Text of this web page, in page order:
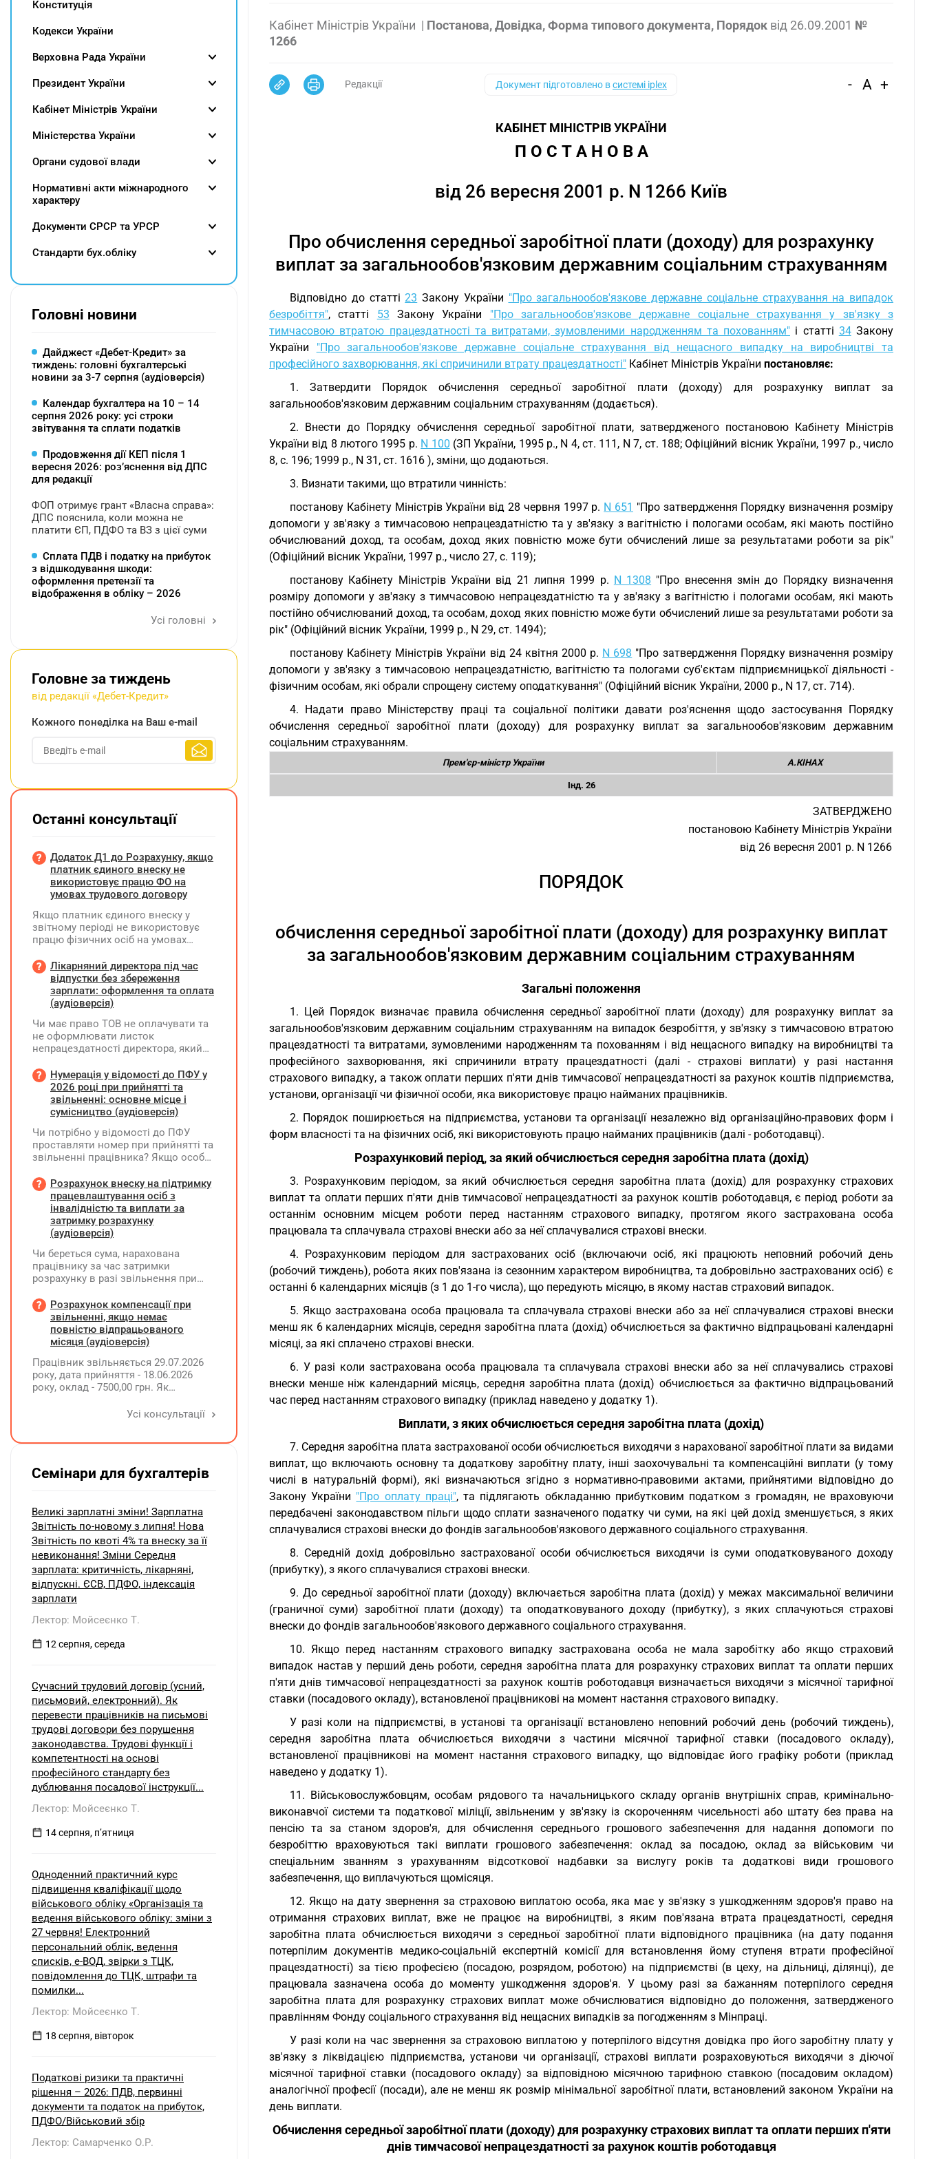
Кабінет Міністрів України | Постанова, Довідка, Форма типового документа, Порядок від 26.09.2001 №
1266
Редакції Документ підготовлено всистемі iplex - A +
КАБІНЕТ МІНІСТРІВ УКРАЇНИ
П О С Т А Н О В А
від 26 вересня 2001 р. N 1266 Київ
Про обчислення середньої заробітної плати (доходу) для розрахунку
виплат за загальнообов'язковим державним соціальним страхуванням
Відповідно до статті23 Закону України "Про загальнообов'язкове державне соціальне страхування на випадок
безробіття", статті 53 Закону України "Про загальнообов'язкове державне соціальне страхування у зв'язку з
тимчасовою втратою працездатності та витратами, зумовленими народженням та похованням" і статті 34Закону
України "Про загальнообов'язкове державне соціальне страхування від нещасного випадку на виробництві та
професійного захворювання, які спричинили втрату працездатності" Кабінет Міністрів України постановляє:
1. Затвердити Порядок обчислення середньої заробітної плати (доходу) для розрахунку виплат за
загальнообов'язковим державним соціальним страхуванням (додається).
2. Внести до Порядку обчислення середньої заробітної плати, затвердженого постановою Кабінету Міністрів
України від 8 лютого 1995 р. N 100 (ЗП України, 1995 р., N 4, ст. 111, N 7, ст. 188; Офіційний вісник України, 1997 р., число
8, с. 196; 1999 р., N 31, ст. 1616 ), зміни, що додаються.
3. Визнати такими, що втратили чинність:
постанову Кабінету Міністрів України від 28 червня 1997 р. N 651 "Про затвердження Порядку визначення розміру
допомоги у зв'язку з тимчасовою непрацездатністю та у зв'язку з вагітністю і пологами особам, які мають постійно
обчислюваний доход, та особам, доход яких повністю може бути обчислений лише за результатами роботи за рік"
(Офіційний вісник України, 1997 р., число 27, с. 119);
постанову Кабінету Міністрів України від 21 липня 1999 р. N 1308 "Про внесення змін до Порядку визначення
розміру допомоги у зв'язку з тимчасовою непрацездатністю та у зв'язку з вагітністю і пологами особам, які мають
постійно обчислюваний доход, та особам, доход яких повністю може бути обчислений лише за результатами роботи за
рік" (Офіційний вісник України, 1999 р., N 29, ст. 1494);
постанову Кабінету Міністрів України від 24 квітня 2000 р. N 698 "Про затвердження Порядку визначення розміру
допомоги у зв'язку з тимчасовою непрацездатністю, вагітністю та пологами суб'єктам підприємницької діяльності -
фізичним особам, які обрали спрощену систему оподаткування" (Офіційний вісник України, 2000 р., N 17, ст. 714).
4. Надати право Міністерству праці та соціальної політики давати роз'яснення щодо застосування Порядку
обчислення середньої заробітної плати (доходу) для розрахунку виплат за загальнообов'язковим державним
соціальним страхуванням.
Прем'єр-міністр України А.КІНАХ
Інд. 26
ЗАТВЕРДЖЕНО
постановою Кабінету Міністрів України
від 26 вересня 2001 р. N 1266
ПОРЯДОК
обчислення середньої заробітної плати (доходу) для розрахунку виплат
за загальнообов'язковим державним соціальним страхуванням
Загальні положення
1. Цей Порядок визначає правила обчислення середньої заробітної плати (доходу) для розрахунку виплат за
загальнообов'язковим державним соціальним страхуванням на випадок безробіття, у зв'язку з тимчасовою втратою
працездатності та витратами, зумовленими народженням та похованням і від нещасного випадку на виробництві та
професійного захворювання, які спричинили втрату працездатності (далі - страхові виплати) у разі настання
страхового випадку, а також оплати перших п'яти днів тимчасової непрацездатності за рахунок коштів підприємства,
установи, організації чи фізичної особи, яка використовує працю найманих працівників.
2. Порядок поширюється на підприємства, установи та організації незалежно від організаційно-правових форм і
форм власності та на фізичних осіб, які використовують працю найманих працівників (далі - роботодавці).
Розрахунковий період, за який обчислюється середня заробітна плата (дохід)
3. Розрахунковим періодом, за який обчислюється середня заробітна плата (дохід) для розрахунку страхових
виплат та оплати перших п'яти днів тимчасової непрацездатності за рахунок коштів роботодавця, є період роботи за
останнім основним місцем роботи перед настанням страхового випадку, протягом якого застрахована особа
працювала та сплачувала страхові внески або за неї сплачувалися страхові внески.
4. Розрахунковим періодом для застрахованих осіб (включаючи осіб, які працюють неповний робочий день
(робочий тиждень), робота яких пов'язана із сезонним характером виробництва, та добровільно застрахованих осіб) є
останні 6 календарних місяців (з 1 до 1-го числа), що передують місяцю, в якому настав страховий випадок.
5. Якщо застрахована особа працювала та сплачувала страхові внески або за неї сплачувалися страхові внески
менш як 6 календарних місяців, середня заробітна плата (дохід) обчислюється за фактично відпрацьовані календарні
місяці, за які сплачено страхові внески.
6. У разі коли застрахована особа працювала та сплачувала страхові внески або за неї сплачувались страхові
внески менше ніж календарний місяць, середня заробітна плата (дохід) обчислюється за фактично відпрацьований
час перед настанням страхового випадку (приклад наведено у додатку 1).
Виплати, з яких обчислюється середня заробітна плата (дохід)
7. Середня заробітна плата застрахованої особи обчислюється виходячи з нарахованої заробітної плати за видами
виплат, що включають основну та додаткову заробітну плату, інші заохочувальні та компенсаційні виплати (у тому
числі в натуральній формі), які визначаються згідно з нормативно-правовими актами, прийнятими відповідно до
Закону України "Про оплату праці", та підлягають обкладанню прибутковим податком з громадян, не враховуючи
передбачені законодавством пільги щодо сплати зазначеного податку чи суми, на які цей дохід зменшується, з яких
сплачувалися страхові внески до фондів загальнообов'язкового державного соціального страхування.
8. Середній дохід добровільно застрахованої особи обчислюється виходячи із суми оподатковуваного доходу
(прибутку), з якого сплачувалися страхові внески.
9. До середньої заробітної плати (доходу) включається заробітна плата (дохід) у межах максимальної величини
(граничної суми) заробітної плати (доходу) та оподатковуваного доходу (прибутку), з яких сплачуються страхові
внески до фондів загальнообов'язкового державного соціального страхування.
10. Якщо перед настанням страхового випадку застрахована особа не мала заробітку або якщо страховий
випадок настав у перший день роботи, середня заробітна плата для розрахунку страхових виплат та оплати перших
п'яти днів тимчасової непрацездатності за рахунок коштів роботодавця визначається виходячи з місячної тарифної
ставки (посадового окладу), встановленої працівникові на момент настання страхового випадку.
У разі коли на підприємстві, в установі та організації встановлено неповний робочий день (робочий тиждень),
середня заробітна плата обчислюється виходячи з частини місячної тарифної ставки (посадового окладу),
встановленої працівникові на момент настання страхового випадку, що відповідає його графіку роботи (приклад
наведено у додатку 1).
11. Військовослужбовцям, особам рядового та начальницького складу органів внутрішніх справ, кримінально-
виконавчої системи та податкової міліції, звільненим у зв'язку із скороченням чисельності або штату без права на
пенсію та за станом здоров'я, для обчислення середнього грошового забезпечення для надання допомоги по
безробіттю враховуються такі виплати грошового забезпечення: оклад за посадою, оклад за військовим чи
спеціальним званням з урахуванням відсоткової надбавки за вислугу років та додаткові види грошового
забезпечення, що виплачуються щомісяця.
12. Якщо на дату звернення за страховою виплатою особа, яка має у зв'язку з ушкодженням здоров'я право на
отримання страхових виплат, вже не працює на виробництві, з яким пов'язана втрата працездатності, середня
заробітна плата обчислюється виходячи з середньої заробітної плати відповідного працівника (на дату подання
потерпілим документів медико-соціальній експертній комісії для встановлення йому ступеня втрати професійної
працездатності) за тією професією (посадою, розрядом, роботою) на підприємстві (в цеху, на дільниці, ділянці), де
працювала зазначена особа до моменту ушкодження здоров'я. У цьому разі за бажанням потерпілого середня
заробітна плата для розрахунку страхових виплат може обчислюватися відповідно до положення, затвердженого
правлінням Фонду соціального страхування від нещасних випадків за погодженням з Мінпраці.
У разі коли на час звернення за страховою виплатою у потерпілого відсутня довідка про його заробітну плату у
зв'язку з ліквідацією підприємства, установи чи організації, страхові виплати розраховуються виходячи з діючої
місячної тарифної ставки (посадового окладу) за відповідною місячною тарифною ставкою (посадовим окладом)
аналогічної професії (посади), але не менш як розмір мінімальної заробітної плати, встановлений законом України на
день виплати.
Обчислення середньої заробітної плати (доходу) для розрахунку страхових виплат та оплати перших п'яти
днів тимчасової непрацездатності за рахунок коштів роботодавця
Конституція
Кодекси України
Верховна Рада України
Президент України
Кабінет Міністрів України
Міністерства України
Органи судової влади
Нормативні акти міжнародного
характеру
Документи СРСР та УРСР
Cтандарти бух.обліку
Головні новини
Дайджест «Дебет-Кредит» за
тиждень: головні бухгалтерські
новини за 3-7 серпня (аудіоверсія)
Календар бухгалтера на 10 – 14
серпня 2026 року: усі строки
звітування та сплати податків
Продовження дії КЕП після 1
вересня 2026: розʼяснення від ДПС
для редакції
ФОП отримує грант «Власна справа»:
ДПС пояснила, коли можна не
платити ЄП, ПДФО та ВЗ з цієї суми
Сплата ПДВ і податку на прибуток
з відшкодування шкоди:
оформлення претензії та
відображення в обліку – 2026
Усі головні
Головне за тиждень
від редакції «Дебет-Кредит»
Кожного понеділка на Ваш e-mail
Останні консультації
Додаток Д1 до Розрахунку, якщо
платник єдиного внеску не
використовує працю ФО на
умовах трудового договору
Якщо платник єдиного внеску у
звітному періоді не використовує
працю фізичних осіб на умовах
на інших умовах, передбачених
законодавством, Додаток Д1/
Додаток ФІЗ-Д1 за відповідний
період не подається
Лікарняний директора під час
відпустки без збереження
зарплати: оформлення та оплата
(аудіоверсія)
Чи має право ТОВ не оплачувати та
не оформлювати листок
непрацездатності директора, який
збереження заробітної плати під час
призупинення діяльності
підприємства?
Нумерація у відомості до ПФУ у
2026 році при прийнятті та
звільненні: основне місце і
сумісництво (аудіоверсія)
Чи потрібно у відомості до ПФУ
проставляти номер при прийнятті та
звільненні працівника? Якщо особа
місцем роботи та за сумісництвом,
чи рахується це як два роботодавці?
Розрахунок внеску на підтримку
працевлаштування осіб з
інвалідністю та виплати за
затримку розрахунку
(аудіоверсія)
Чи береться сума, нарахована
працівнику за час затримки
розрахунку в разі звільнення при
заробітної плати (винагороди), для
розрахунку внеску на підтримку
працевлаштування осіб з
інвалідністю?
Розрахунок компенсації при
звільненні, якщо немає
повністю відпрацьованого
місяця (аудіоверсія)
Працівник звільняється 29.07.2026
року, дата прийняття - 18.06.2026
року, оклад - 7500,00 грн. Як
невикористаних днів відпустки при
Усі консультації
Семінари для бухгалтерів
Великі зарплатні зміни! Зарплатна
Звітність по-новому з липня! Нова
Звітність по квоті 4% та внеску за її
невиконання! Зміни Середня
зарплата: критичність, лікарняні,
відпускні. ЄСВ, ПДФО, індексація
зарплати
Лектор: Мойсеєнко Т.
12 серпня, середа
Сучасний трудовий договір (усний,
письмовий, електронний). Як
перевести працівників на письмові
трудові договори без порушення
законодавства. Трудові функції і
компетентності на основі
професійного стандарту без
дублювання посадової інструкції...
Лектор: Мойсеєнко Т.
14 серпня, пʼятниця
Одноденний практичний курс
підвищення кваліфікації щодо
військового обліку «Організація та
ведення військового обліку: зміни з
27 червня! Електронний
персональний облік, ведення
списків, е-ВОД, звірки з ТЦК,
повідомлення до ТЦК, штрафи та
помилки...
Лектор: Мойсеєнко Т.
18 серпня, вівторок
Податкові ризики та практичні
рішення – 2026: ПДВ, первинні
документи та податок на прибуток,
ПДФО/Військовий збір
Лектор: Самарченко О.Р.